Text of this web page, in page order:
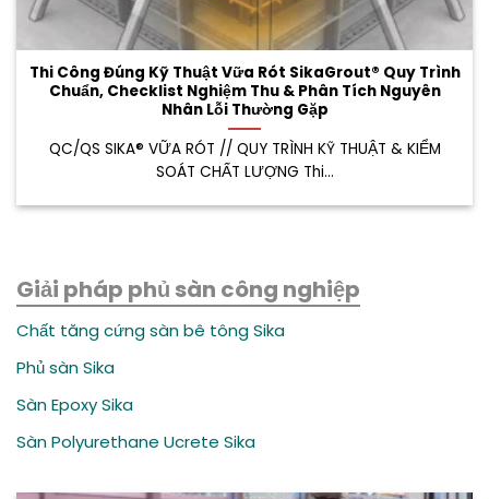
Thi Công Đúng Kỹ Thuật Vữa Rót SikaGrout® Quy Trình
Chuẩn, Checklist Nghiệm Thu & Phân Tích Nguyên
Nhân Lỗi Thường Gặp
QC/QS SIKA® VỮA RÓT // QUY TRÌNH KỸ THUẬT & KIỂM
SOÁT CHẤT LƯỢNG Thi...
Giải pháp phủ sàn công nghiệp
Chất tăng cứng sàn bê tông Sika
Phủ sàn Sika
Sàn Epoxy Sika
Sàn Polyurethane Ucrete Sika